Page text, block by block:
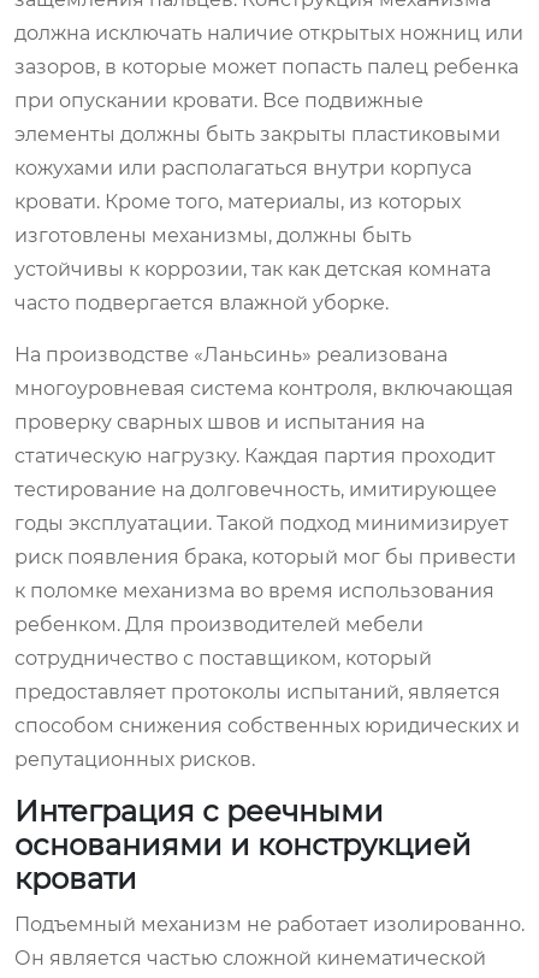
должна исключать наличие открытых ножниц или
зазоров, в которые может попасть палец ребенка
при опускании кровати. Все подвижные
элементы должны быть закрыты пластиковыми
кожухами или располагаться внутри корпуса
кровати. Кроме того, материалы, из которых
изготовлены механизмы, должны быть
устойчивы к коррозии, так как детская комната
часто подвергается влажной уборке.
На производстве «Ланьсинь» реализована
многоуровневая система контроля, включающая
проверку сварных швов и испытания на
статическую нагрузку. Каждая партия проходит
тестирование на долговечность, имитирующее
годы эксплуатации. Такой подход минимизирует
риск появления брака, который мог бы привести
к поломке механизма во время использования
ребенком. Для производителей мебели
сотрудничество с поставщиком, который
предоставляет протоколы испытаний, является
способом снижения собственных юридических и
репутационных рисков.
Интеграция с реечными
основаниями и конструкцией
кровати
Подъемный механизм не работает изолированно.
Он является частью сложной кинематической